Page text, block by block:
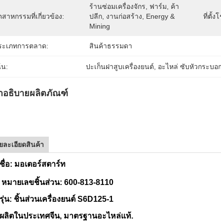
สาหกรรมที่เกี่ยวข้อง:
ร้านซ่อมเครื่องจักร, ฟาร์ม, ค้า
ปลีก, งานก่อสร้าง, Energy &
Mining
ที่ตั้ง
ะเภทการตลาด: สินค้าธรรมดา
น: ปะเก็นฝาสูบเครื่องยนต์ อะไหล่ ซับหัวกระบอ
อธิบายผลิตภัณฑ์
ละเอียดสินค้า
อ: มอเตอร์สตาร์ท
หมายเลขชิ้นส่วน: 600-813-8110
น: ชิ้นส่วนเครื่องยนต์ S6D125-1
ลิตในประเทศจีน, มาตรฐานอะไหล่แท้.